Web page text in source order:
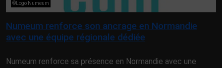
©Logo Numeum
Numeum renforce son ancrage en Normandie
avec une équipe régionale dédiée
Numeum renforce sa présence en Normandie avec une